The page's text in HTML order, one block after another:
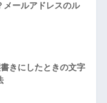
メールアドレスのル
きにしたときの文字